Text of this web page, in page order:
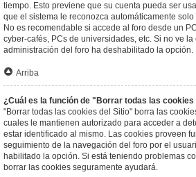
tiempo. Esto previene que su cuenta pueda ser
que el sistema le reconozca automáticamente
No es recomendable si accede al foro desde un
cyber-cafés, PCs de universidades, etc. Si no ve
administración del foro ha deshabilitado la opción.
Arriba
¿Cuál es la función de "Borrar todas las cookies
"Borrar todas las cookies del Sitio" borra las
cuales le mantienen autorizado para acceder a
estar identificado al mismo. Las cookies proveen
seguimiento de la navegación del foro por el
habilitado la opción. Si está teniendo problemas
borrar las cookies seguramente ayudará.